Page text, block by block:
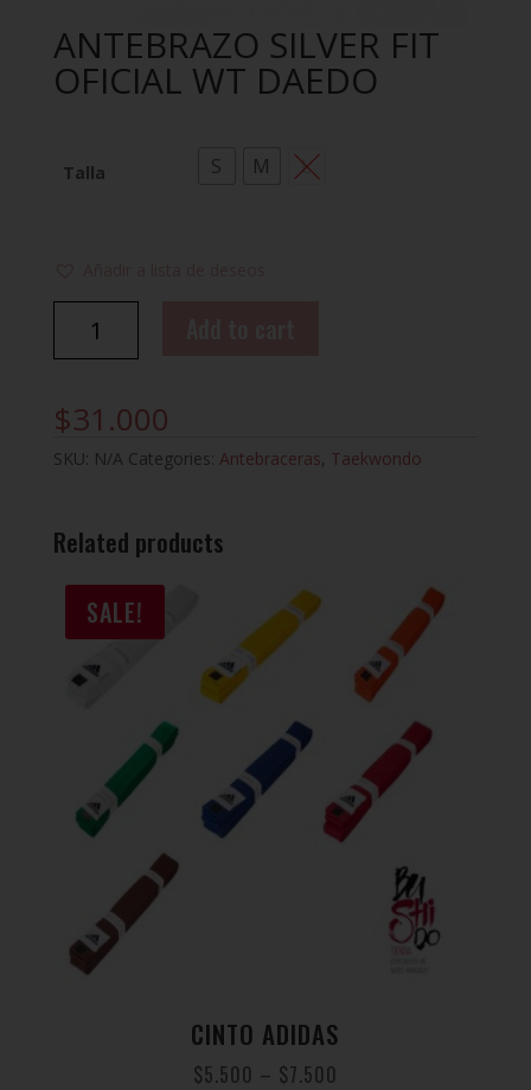
ANTEBRAZO SILVER FIT
OFICIAL WT DAEDO
Talla S M L
SILVER
WT
DAEDO
$31.000
SKU: N/A Categories: Antebraceras, Taekwondo
Related products
SALE!
CINTO ADIDAS
$5.500 – $7.500